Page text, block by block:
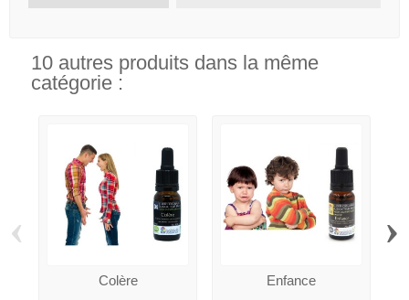
10 autres produits dans la même
catégorie :
Colère Enfance
‹ ›